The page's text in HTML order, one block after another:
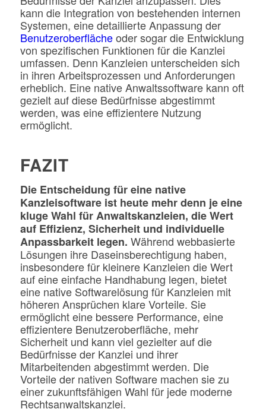
kann die Integration von bestehenden internen
Systemen, eine detaillierte Anpassung der
Benutzeroberflächeoder sogar die Entwicklung
von spezifischen Funktionen für die Kanzlei
umfassen. Denn Kanzleien unterscheiden sich
in ihren Arbeitsprozessen und Anforderungen
erheblich. Eine native Anwaltssoftware kann oft
gezielt auf diese Bedürfnisse abgestimmt
werden, was eine effizientere Nutzung
ermöglicht.
FAZIT
Die Entscheidung für eine native
Kanzleisoftware ist heute mehr denn je eine
kluge Wahl für Anwaltskanzleien, die Wert
auf Effizienz, Sicherheit und individuelle
Anpassbarkeit legen. Während webbasierte
Lösungen ihre Daseinsberechtigung haben,
insbesondere für kleinere Kanzleien die Wert
auf eine einfache Handhabung legen, bietet
eine native Softwarelösung für Kanzleien mit
höheren Ansprüchen klare Vorteile. Sie
ermöglicht eine bessere Performance, eine
effizientere Benutzeroberfläche, mehr
Sicherheit und kann viel gezielter auf die
Bedürfnisse der Kanzlei und ihrer
Mitarbeitenden abgestimmt werden. Die
Vorteile der nativen Software machen sie zu
einer zukunftsfähigen Wahl für jede moderne
Rechtsanwaltskanzlei.